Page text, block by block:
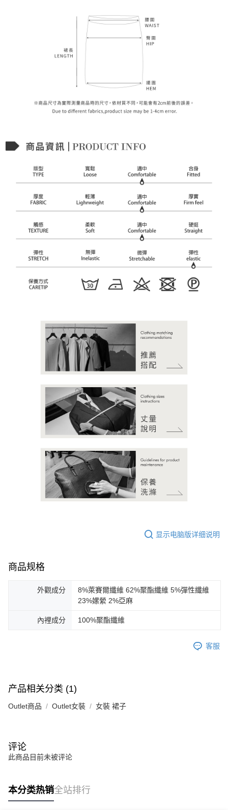
显示电脑版详细说明
商品规格
外觀成分
8%萊賽爾纖維 62%聚酯纖維 5%彈性纖維
23%嫘縈 2%亞麻
內裡成分 100%聚酯纖維
客服
产品相关分类 (1)
Outlet商品 Outlet女裝 女裝 裙子
评论
此商品目前未被评论
本分类热销全站排行